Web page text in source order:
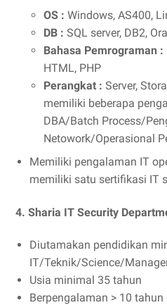
OS : Windows, AS400,
DB : SQL server, DB2,
Bahasa Pemrograman :
HTML, PHP
Perangkat : Server,
memiliki beberapa
DBA/Batch Process/
Netowork/Operasional
Memiliki pengalaman IT
memiliki satu sertifikasi IT
4. Sharia IT Security
Diutamakan pendidikan
IT/Teknik/Science/
Usia minimal 35 tahun
Berpengalaman > 10